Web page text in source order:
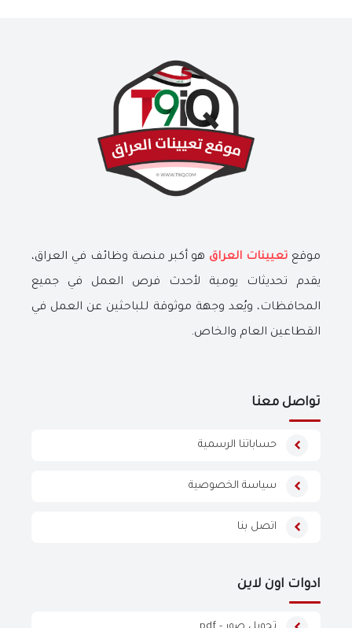
موقع تعيينات العراق هو أكبر منصة وظائف في العراق،
يقدم تحديثات يومية لأحدث فرص العمل في جميع
المحافظات، ويُعد وجهة موثوقة للباحثين عن العمل في
القطاعين العام والخاص.
تواصل معنا
حساباتنا الرسمية
سياسة الخصوصية
اتصل بنا
ادوات اون لاين